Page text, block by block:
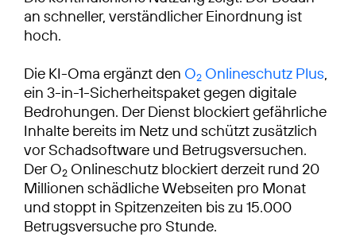
an schneller, verständlicher Einordnung ist
hoch.
Die KI-Oma ergänzt den O2 Onlineschutz Plus,
ein 3-in-1-Sicherheitspaket gegen digitale
Bedrohungen. Der Dienst blockiert gefährliche
Inhalte bereits im Netz und schützt zusätzlich
vor Schadsoftware und Betrugsversuchen.
Der O2 Onlineschutz blockiert derzeit rund 20
Millionen schädliche Webseiten pro Monat
und stoppt in Spitzenzeiten bis zu 15.000
Betrugsversuche pro Stunde.